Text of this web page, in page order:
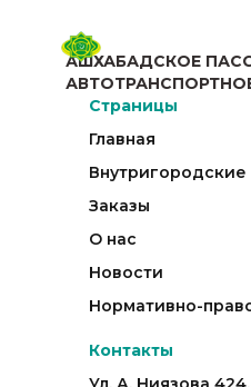
АШХАБАДСКОЕ
Страницы
Главная
Заказы
О нас
Новости
Нормативно-
Контакты